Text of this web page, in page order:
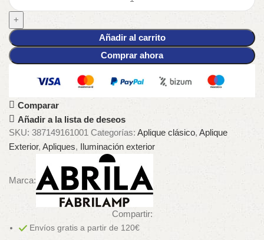
Añadir al carrito
Comprar ahora
Comparar
Añadir a la lista de deseos
SKU: 387149161001 Categorías: Aplique clásico, Aplique
Exterior, Apliques, Iluminación exterior
Marca:
Compartir:
Envíos gratis a partir de 120€